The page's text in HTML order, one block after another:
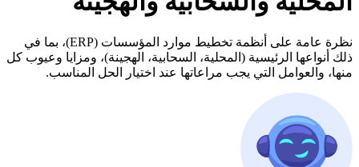
نظرة عامة على أنظمة تخطيط موارد المؤسسات (ERP)، بما في
ذلك أنواعها الرئيسية (المحلية، السحابية، الهجينة)، ومزايا وعيوب كل
منها، والعوامل التي يجب مراعاتها عند اختيار الحل المناسب.